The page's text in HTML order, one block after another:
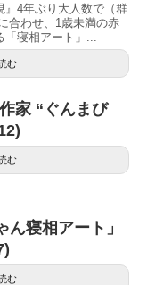
』4年ぶり大人数で（群
合わせ、1歳未満の赤
寝相アート」...
む
家 “ぐんまび
む
寝相アート」
む